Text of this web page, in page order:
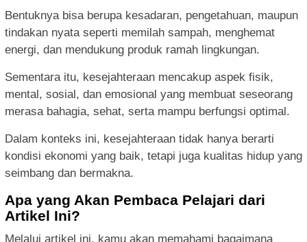
Bentuknya bisa berupa kesadaran, pengetahuan, maupun
tindakan nyata seperti memilah sampah, menghemat
energi, dan mendukung produk ramah lingkungan.
Sementara itu, kesejahteraan mencakup aspek fisik,
mental, sosial, dan emosional yang membuat seseorang
merasa bahagia, sehat, serta mampu berfungsi optimal.
Dalam konteks ini, kesejahteraan tidak hanya berarti
kondisi ekonomi yang baik, tetapi juga kualitas hidup yang
seimbang dan bermakna.
Apa yang Akan Pembaca Pelajari dari
Artikel Ini?
Melalui artikel ini, kamu akan memahami bagaimana